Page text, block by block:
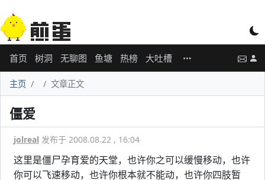
首页 树洞 无聊图 鱼塘 热榜 大吐槽
主页 文章正文
僵爱
jolreal 发布于 2008.08.22 , 16:04
这里是僵尸孕育爱的天堂，也许你之可以缓慢移动，也许
你可以飞速移动，也许你根本就不能动，也许你四肢暂